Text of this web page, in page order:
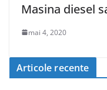
Masina diesel
mai 4, 2020
Articole recente